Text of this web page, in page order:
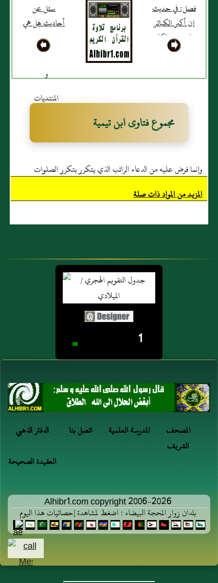
فصل: في حديث
إن أكبر الكبائر
الكفر والكِبْر
سئل عن
أحاديث هل هي
صحيحة
مجموع فتاوى ابن تيمية
وإنما فرض عليه من الدعاء الراتب الذي يتكرر بتكرر الصلوات
المزيد من المواد ذات صلة
1
الدفتر الذهبي اتصل بنا المدرسة العلمية
المصحف
الشريف
العقيدة الصحيحة
Alhibr1.com copyright 2006-2026
بلدان زوار المحجة البيضاء : اضغط لمشاهدة إحصائيات هذا اليوم